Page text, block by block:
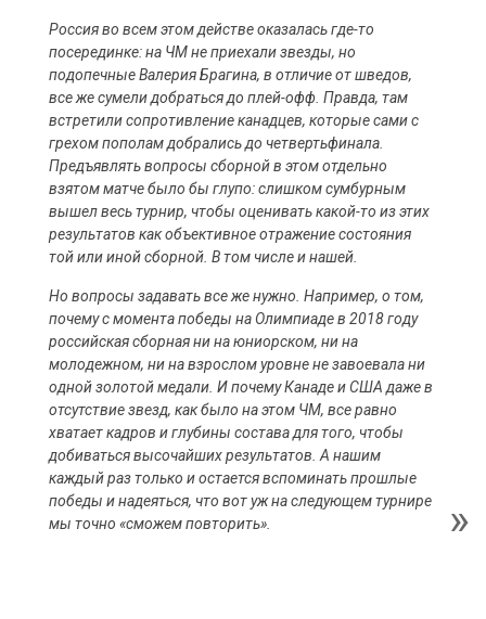
Россия во всем этом действе оказалась где-то
посерединке: на ЧМ не приехали звезды, но
подопечные Валерия Брагина, в отличие от шведов,
все же сумели добраться до плей-офф. Правда, там
встретили сопротивление канадцев, которые сами с
грехом пополам добрались до четвертьфинала.
Предъявлять вопросы сборной в этом отдельно
взятом матче было бы глупо: слишком сумбурным
вышел весь турнир, чтобы оценивать какой-то из этих
результатов как объективное отражение состояния
той или иной сборной. В том числе и нашей.
Но вопросы задавать все же нужно. Например, о том,
почему с момента победы на Олимпиаде в 2018 году
российская сборная ни на юниорском, ни на
молодежном, ни на взрослом уровне не завоевала ни
одной золотой медали. И почему Канаде и США даже в
отсутствие звезд, как было на этом ЧМ, все равно
хватает кадров и глубины состава для того, чтобы
добиваться высочайших результатов. А нашим
каждый раз только и остается вспоминать прошлые
победы и надеяться, что вот уж на следующем турнире
мы точно «сможем повторить».